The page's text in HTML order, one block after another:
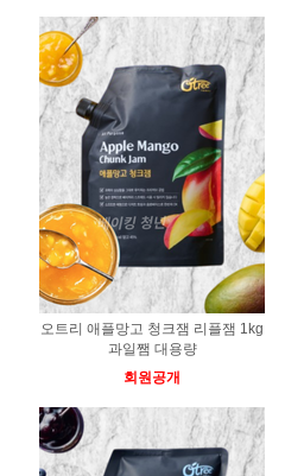
오트리 애플망고 청크잼 리플잼 1kg
과일쨈 대용량
회원공개